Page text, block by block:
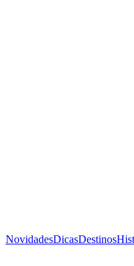
NovidadesDicasDestinos